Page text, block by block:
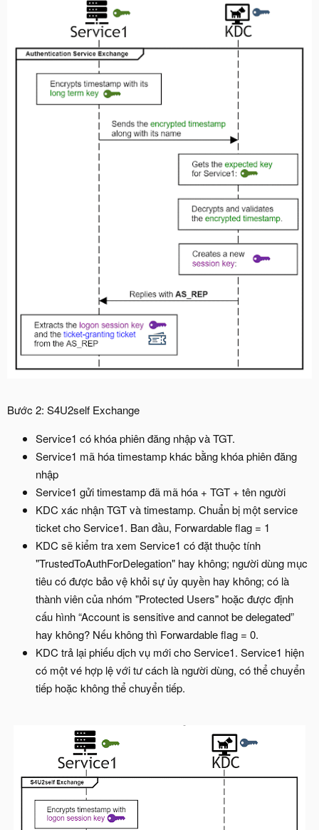
Bước 2: S4U2self Exchange
Service1 có khóa phiên đăng nhập và TGT.
Service1 mã hóa timestamp khác bằng khóa phiên đăng
nhập
Service1 gửi timestamp đã mã hóa + TGT + tên người
KDC xác nhận TGT và timestamp. Chuẩn bị một service
ticket cho Service1. Ban đầu, Forwardable flag = 1
KDC sẽ kiểm tra xem Service1 có đặt thuộc tính
"TrustedToAuthForDelegation" hay không; người dùng mục
tiêu có được bảo vệ khỏi sự ủy quyền hay không; có là
thành viên của nhóm "Protected Users" hoặc được định
cấu hình “Account is sensitive and cannot be delegated”
hay không? Nếu không thì Forwardable flag = 0.
KDC trả lại phiếu dịch vụ mới cho Service1. Service1 hiện
có một vé hợp lệ với tư cách là người dùng, có thể chuyển
tiếp hoặc không thể chuyển tiếp.